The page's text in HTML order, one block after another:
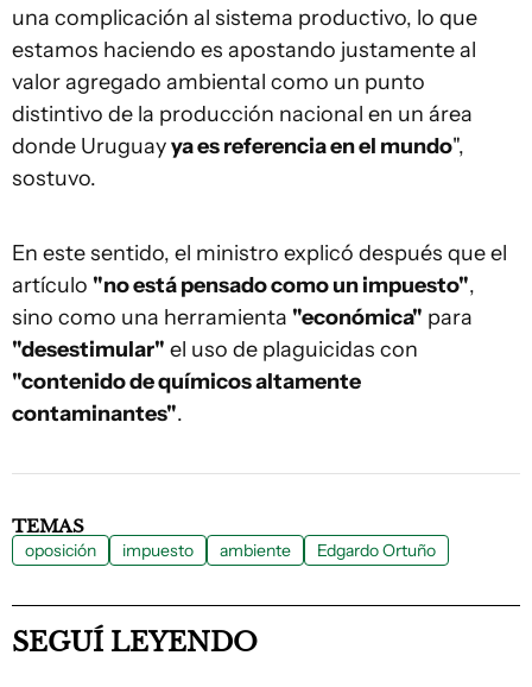
una complicación al sistema productivo, lo que
estamos haciendo es apostando justamente al
valor agregado ambiental como un punto
distintivo de la producción nacional en un área
donde Uruguayya es referencia en el mundo",
sostuvo.
En este sentido, el ministro explicó después que el
artículo "no está pensado como un impuesto",
sino como una herramienta "económica" para
"desestimular" el uso de plaguicidas con
"contenido de químicos altamente
contaminantes".
TEMAS
oposición impuesto ambiente Edgardo Ortuño
SEGUÍ LEYENDO